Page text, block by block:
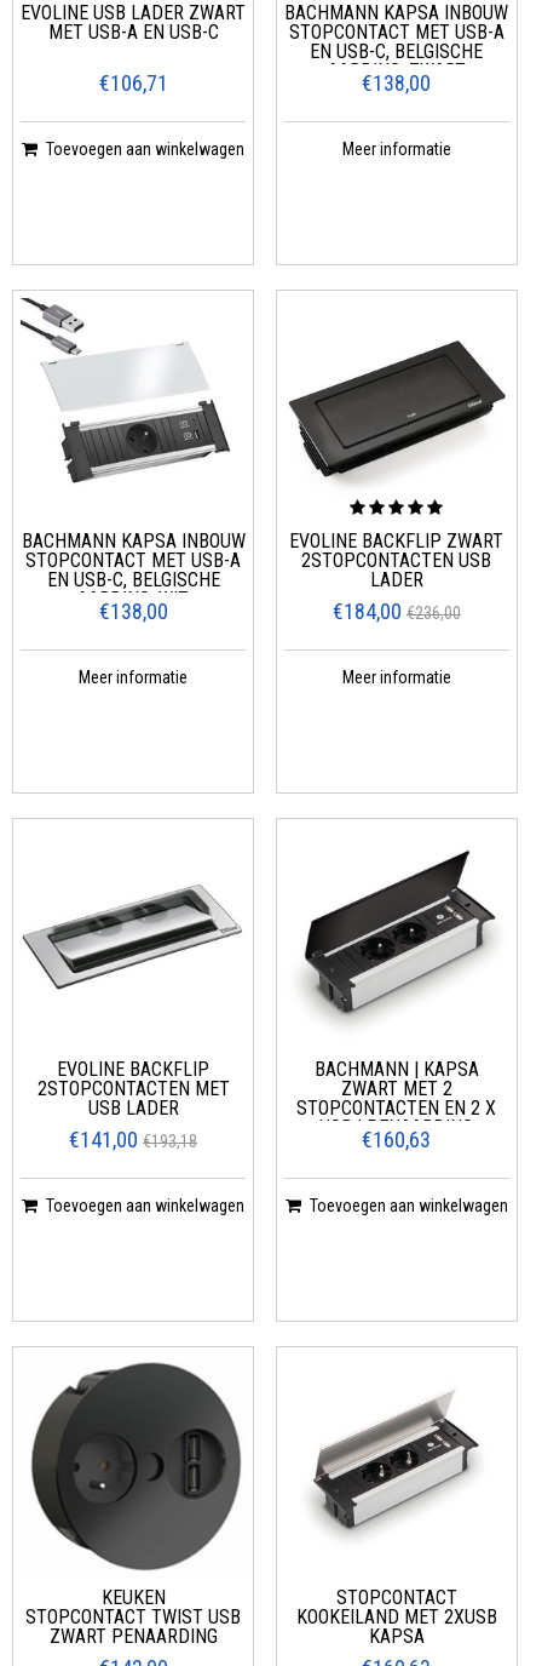
EVOLINE USB LADER ZWART
MET USB-A EN USB-C
€106,71
Toevoegen aan winkelwagen
BACHMANN KAPSA INBOUW
STOPCONTACT MET USB-A
EN USB-C, BELGISCHE
AARDING, ZWART
€138,00
Meer informatie
BACHMANN KAPSA INBOUW
STOPCONTACT MET USB-A
EN USB-C, BELGISCHE
AARDING, WIT
€138,00
Meer informatie
EVOLINE BACKFLIP ZWART
2STOPCONTACTEN USB
LADER
€184,00 €236,00
Meer informatie
EVOLINE BACKFLIP
2STOPCONTACTEN MET
USB LADER
€141,00 €193,18
Toevoegen aan winkelwagen
BACHMANN | KAPSA
ZWART MET 2
STOPCONTACTEN EN 2 X
USB | PENAARDING
€160,63
Toevoegen aan winkelwagen
KEUKEN
STOPCONTACT TWIST USB
ZWART PENAARDING
STOPCONTACT
KOOKEILAND MET 2XUSB
KAPSA